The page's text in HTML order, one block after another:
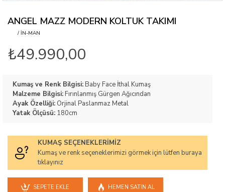
ANGEL MAZZ MODERN KOLTUK TAKIMI
/ IN-MAN
KUMAŞ SEÇENEKLERIMIZ
Kumaş ve renk seçeneklerimizi görmek için lütfen buraya
tıklayınız
Kumaş ve Renk Bilgisi: Baby Face İthal Kumaş
Malzeme Bilgisi: Fırınlanmış Gürgen Ağıcından
Ayak Özelliği: Orjinal Paslanmaz Metal
Yatak Ölçüsü: 180cm
₺49.990,00
SEPETE EKLE HEMEN SATIN AL